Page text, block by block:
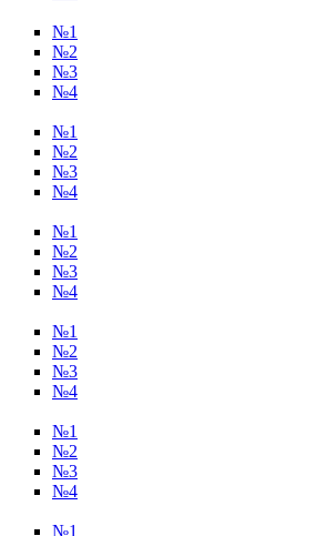
№1
№2
№3
№4
№1
№2
№3
№4
№1
№2
№3
№4
№1
№2
№3
№4
№1
№2
№3
№4
№1